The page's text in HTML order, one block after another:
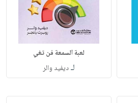
لعبة السمعة فن تغي
لـديفيد والر